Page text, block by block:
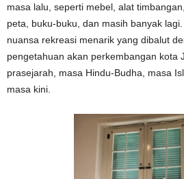
masa lalu, seperti mebel, alat
peta, buku-buku, dan masih banyak
nuansa rekreasi menarik yang dibalut
pengetahuan akan perkembangan kota
prasejarah, masa Hindu-Budha, masa
masa kini.